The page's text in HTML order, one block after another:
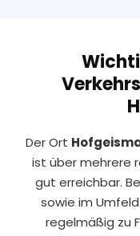
Der Ort
ist über mehrere
gut erreichbar.
sowie im
regelmäßig zu